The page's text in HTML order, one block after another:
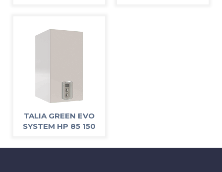
TALIA GREEN EVO
SYSTEM HP 85 150